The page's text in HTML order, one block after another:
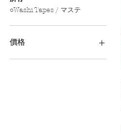
○Washi Tapes / マステ
價格